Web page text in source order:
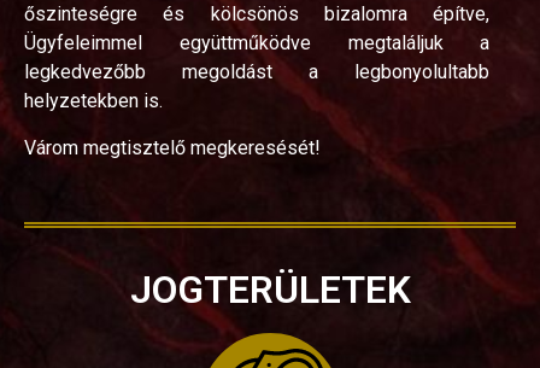
őszinteségre és kölcsönös bizalomra építve,
Ügyfeleimmel együttműködve megtaláljuk a
legkedvezőbb megoldást a legbonyolultabb
helyzetekben is.
Várom megtisztelő megkeresését!
JOGTERÜLETEK